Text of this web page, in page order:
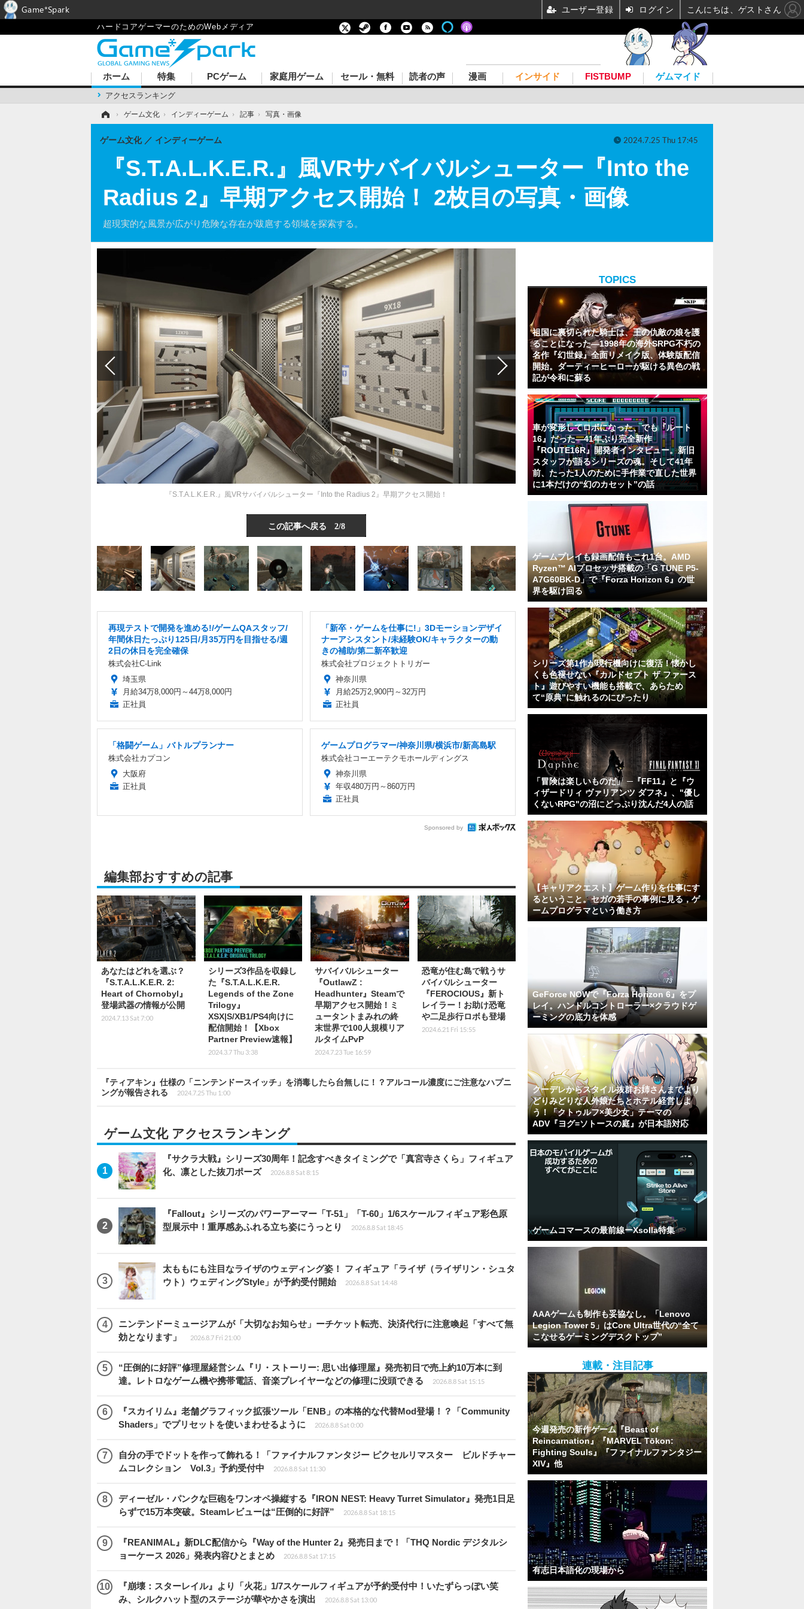
ハードコアゲーマーのためのWebメディア
ホーム
アクセスランキング
特集 PCゲーム 家庭用ゲーム セール・無料 読者の声 漫画 インサイド FISTBUMP ゲムマイド
› ゲーム文化 › インディーゲーム › 記事 › 写真・画像
『S.T.A.L.K.E.R.』風VRサバイバルシューター『Into the
Radius 2』早期アクセス開始！ 2枚目の写真・画像
超現実的な風景が広がり危険な存在が跋扈する領域を探索する。
ゲーム文化 インディーゲーム 2024.7.25 Thu 17:45
『S.T.A.L.K.E.R.』風VRサバイバルシューター『Into the Radius 2』早期アクセス開始！
この記事へ戻る 2/8
再現テストで開発を進める!/ゲームQAスタッフ/
年間休日たっぷり125日/月35万円を目指せる/週
2日の休日を完全確保
株式会社C-Link
埼玉県
月給34万8,000円～44万8,000円
正社員
「新卒・ゲームを仕事に!」3Dモーションデザイ
ナーアシスタント/未経験OK/キャラクターの動
きの補助/第二新卒歓迎
株式会社プロジェクトトリガー
神奈川県
月給25万2,900円～32万円
正社員
「格闘ゲーム」バトルプランナー
株式会社カプコン
大阪府
正社員
ゲームプログラマー/神奈川県/横浜市/新高島駅
株式会社コーエーテクモホールディングス
神奈川県
年収480万円～860万円
正社員
Sponsored by
編集部おすすめの記事
あなたはどれを選ぶ？
『S.T.A.L.K.E.R. 2:
Heart of Chornobyl』
登場武器の情報が公開
2024.7.13 Sat 7:00
シリーズ3作品を収録し
た『S.T.A.L.K.E.R.
Legends of the Zone
Trilogy』
XSX|S/XB1/PS4向けに
配信開始！【Xbox
Partner Preview速報】
2024.3.7 Thu 3:38
サバイバルシューター
『OutlawZ :
Headhunter』Steamで
早期アクセス開始！ミ
ュータントまみれの終
末世界で100人規模リア
ルタイムPvP
2024.7.23 Tue 16:59
恐竜が住む島で戦うサ
バイバルシューター
『FEROCIOUS』新ト
レイラー！お助け恐竜
や二足歩行ロボも登場
2024.6.21 Fri 15:55
『ティアキン』仕様の「ニンテンドースイッチ」を消毒したら台無しに！？アルコール濃度にご注意なハプニ
ングが報告される
2024.7.25 Thu 1:00
ゲーム文化 アクセスランキング
『サクラ大戦』シリーズ30周年！記念すべきタイミングで「真宮寺さくら」フィギュア
化、凛とした抜刀ポーズ
2026.8.8 Sat 8:15
『Fallout』シリーズのパワーアーマー「T-51」「T-60」1/6スケールフィギュア彩色原
型展示中！重厚感あふれる立ち姿にうっとり
2026.8.8 Sat 18:45
太ももにも注目なライザのウェディング姿！ フィギュア「ライザ（ライザリン・シュタ
ウト）ウェディングStyle」が予約受付開始
2026.8.8 Sat 14:48
ニンテンドーミュージアムが「大切なお知らせ」ーチケット転売、決済代行に注意喚起「すべて無
効となります」
2026.8.7 Fri 21:00
“圧倒的に好評”修理屋経営シム『リ・ストーリー: 思い出修理屋』発売初日で売上約10万本に到
達。レトロなゲーム機や携帯電話、音楽プレイヤーなどの修理に没頭できる
2026.8.8 Sat 15:15
『スカイリム』老舗グラフィック拡張ツール「ENB」の本格的な代替Mod登場！？「Community
Shaders」でプリセットを使いまわせるように
2026.8.8 Sat 0:00
自分の手でドットを作って飾れる！「ファイナルファンタジー ピクセルリマスター ビルドチャー
ムコレクション Vol.3」予約受付中
2026.8.8 Sat 11:30
ディーゼル・パンクな巨砲をワンオペ操縦する『IRON NEST: Heavy Turret Simulator』発売1日足
らずで15万本突破。Steamレビューは“圧倒的に好評”
2026.8.8 Sat 18:15
『REANIMAL』新DLC配信から『Way of the Hunter 2』発売日まで！「THQ Nordic デジタルシ
ョーケース 2026」発表内容ひとまとめ
2026.8.8 Sat 17:15
『崩壊：スターレイル』より「火花」1/7スケールフィギュアが予約受付中！いたずらっぽい笑
み、シルクハット型のステージが華やかさを演出
2026.8.8 Sat 13:00
TOPICS
祖国に裏切られた騎士は、王の仇敵の娘を護
ることになった―1998年の海外SRPG不朽の
名作『幻世録』全面リメイク版、体験版配信
開始。ダーティーヒーローが駆ける異色の戦
記が令和に蘇る
車が変形してロボになった、でも『ルート
16』だった―41年ぶり完全新作
『ROUTE16R』開発者インタビュー。新旧
スタッフが語るシリーズの魂。そして41年
前、たった1人のために手作業で直した世界
に1本だけの“幻のカセット”の話
ゲームプレイも録画配信もこれ1台。AMD
Ryzen™ AIプロセッサ搭載の「G TUNE P5-
A7G60BK-D」で『Forza Horizon 6』の世
界を駆け回る
シリーズ第1作が現行機向けに復活！懐かし
くも色褪せない『カルドセプト ザ ファース
ト』遊びやすい機能も搭載で、あらため
て“原典”に触れるのにぴったり
「冒険は楽しいものだ」 ─『FF11』と『ウ
ィザードリィ ヴァリアンツ ダフネ』、"優し
くないRPG"の沼にどっぷり沈んだ4人の話
【キャリアクエスト】ゲーム作りを仕事にす
るということ。セガの若手の事例に見る，ゲ
ームプログラマという働き方
GeForce NOWで『Forza Horizon 6』をプ
レイ。ハンドルコントローラー×クラウドゲ
ーミングの底力を体感
クーデレからスタイル抜群お姉さんまでより
どりみどりな人外娘たちとホテル経営しよ
う！「クトゥルフ×美少女」テーマの
ADV『ヨグ=ソトースの庭』が日本語対応
ゲームコマースの最前線ーXsolla特集
AAAゲームも制作も妥協なし。「Lenovo
Legion Tower 5」はCore Ultra世代の“全て
こなせるゲーミングデスクトップ”
連載・注目記事
今週発売の新作ゲーム『Beast of
Reincarnation』『MARVEL Tōkon:
Fighting Souls』『ファイナルファンタジー
XIV』他
有志日本語化の現場から
Game*Spark ユーザー登録 ログイン こんにちは、ゲストさん